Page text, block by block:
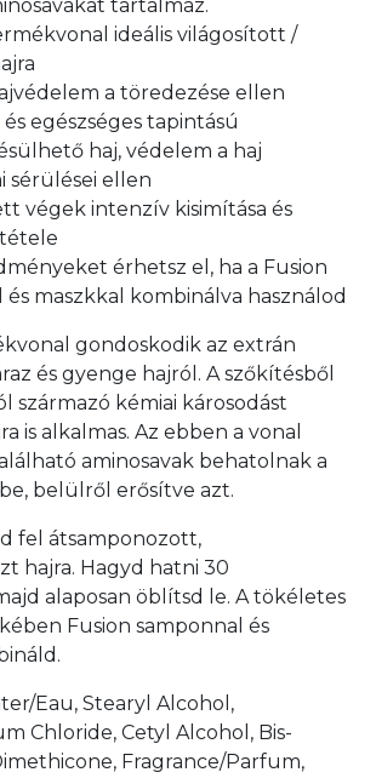
tartalmaz.
ideális világosított /
a töredezése ellen
egészséges tapintású
haj, védelem a haj
sérülései ellen
végek intenzív kisimítása és
érhetsz el, ha a Fusion
és maszkkal kombinálva használod
gondoskodik az extrán
és gyenge hajról. A szőkítésből
származó kémiai károsodást
is alkalmas. Az ebben a vonal
aminosavak behatolnak a
belülről erősítve azt.
fel átsamponozott,
hajra. Hagyd hatni 30
alaposan öblítsd le. A tökéletes
Fusion samponnal és
Eau, Stearyl Alcohol,
Chloride, Cetyl Alcohol, Bis-
Fragrance/Parfum,